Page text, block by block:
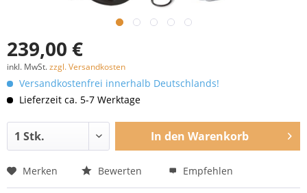
239,00 €
inkl. MwSt.zzgl. Versandkosten
Versandkostenfrei innerhalb Deutschlands!
Lieferzeit ca. 5-7 Werktage
In den Warenkorb
Merken Bewerten Empfehlen